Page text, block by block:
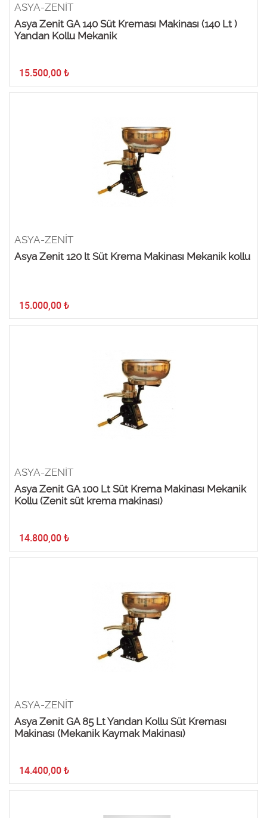
ASYA-ZENİT
Asya Zenit GA 140 Süt Kreması Makinası (140 Lt )
Yandan Kollu Mekanik
15.500,00 ₺
ASYA-ZENİT
Asya Zenit 120 lt Süt Krema Makinası Mekanik kollu
15.000,00 ₺
ASYA-ZENİT
Asya Zenit GA 100 Lt Süt Krema Makinası Mekanik
Kollu (Zenit süt krema makinası)
14.800,00 ₺
ASYA-ZENİT
Asya Zenit GA 85 Lt Yandan Kollu Süt Kreması
Makinası (Mekanik Kaymak Makinası)
14.400,00 ₺